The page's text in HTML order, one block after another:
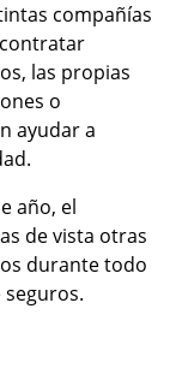
compañías
las propias
o
ayudar a
año, el
de vista otras
durante todo